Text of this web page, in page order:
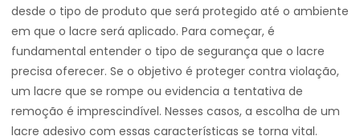
desde o tipo de produto que será protegido até o ambiente
em que o lacre será aplicado. Para começar, é
fundamental entender o tipo de segurança que o lacre
precisa oferecer. Se o objetivo é proteger contra violação,
um lacre que se rompe ou evidencia a tentativa de
remoção é imprescindível. Nesses casos, a escolha de um
lacre adesivo com essas características se torna vital.